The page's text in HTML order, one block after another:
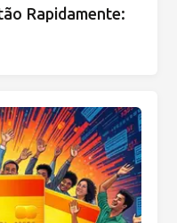
Rapidamente: